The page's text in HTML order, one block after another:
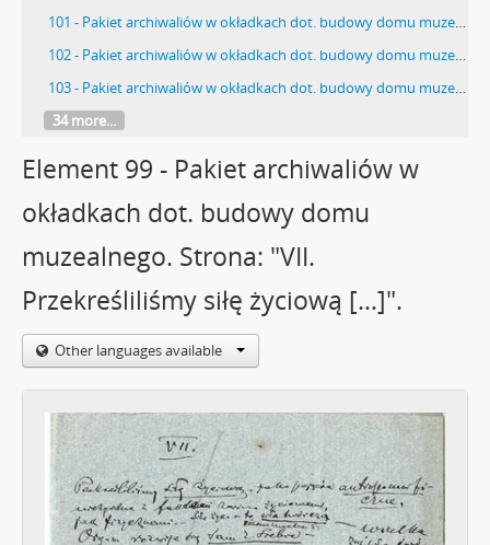
101 - Pakiet archiwaliów w okładkach dot. budowy domu muzealnego. Szkic architektoniczny muzeum (na niebieskim papierze) z dnia 09.07.1914 r. i pieczątką "Czesław Domaniewski ARCHITEKT […]".
102 - Pakiet archiwaliów w okładkach dot. budowy domu muzealnego. Szkic architektoniczny (na niebieskim papierze) planu muzeum od strony ul. Langnerowskiej.
103 - Pakiet archiwaliów w okładkach dot. budowy domu muzealnego. Strona z rysunkam nieokreślonych wzorów wykonanych czerwoną kredką i stempel: "TOW AKC. […]".
34 more...
Element 99 - Pakiet archiwaliów w
okładkach dot. budowy domu
muzealnego. Strona: "VII.
Przekreśliliśmy siłę życiową […]".
Other languages available